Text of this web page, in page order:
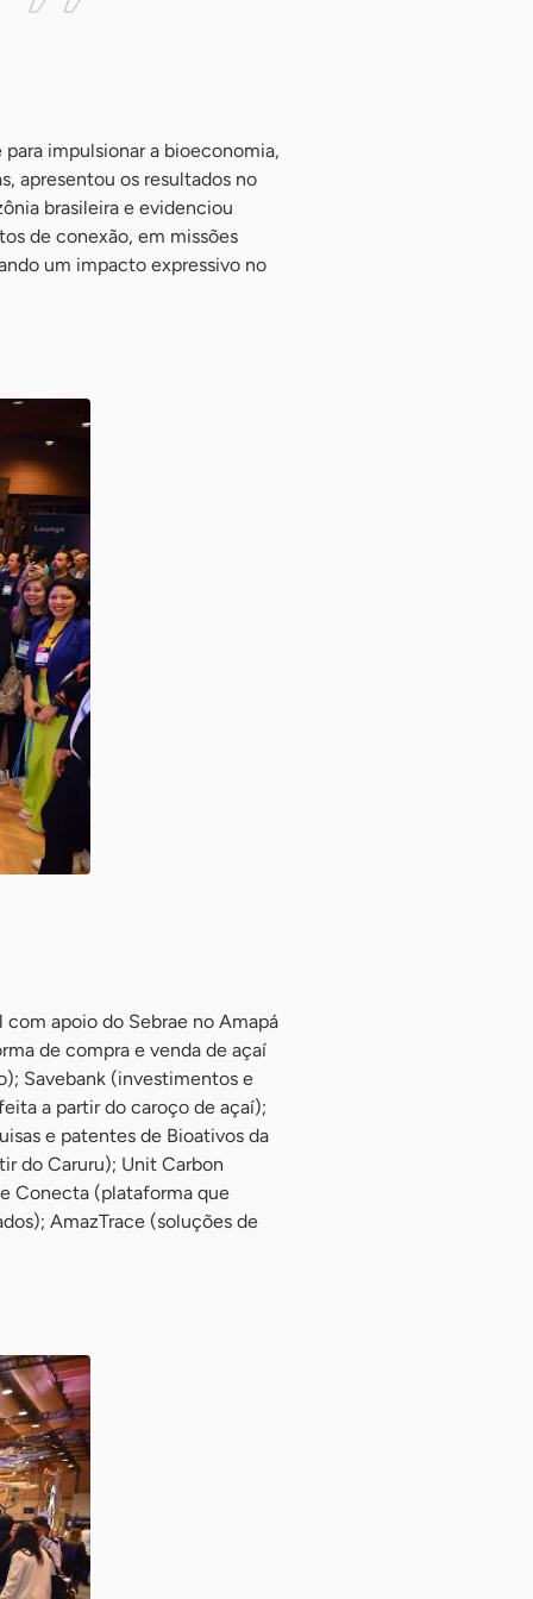
impulsionar a bioeconomia,
apresentou os resultados no
brasileira e evidenciou
de conexão, em missões
um impacto expressivo no
apoio do Sebrae no Amapá
de compra e venda de açaí
Savebank (investimentos e
a partir do caroço de açaí);
e patentes de Bioativos da
do Caruru); Unit Carbon
Conecta (plataforma que
AmazTrace (soluções de